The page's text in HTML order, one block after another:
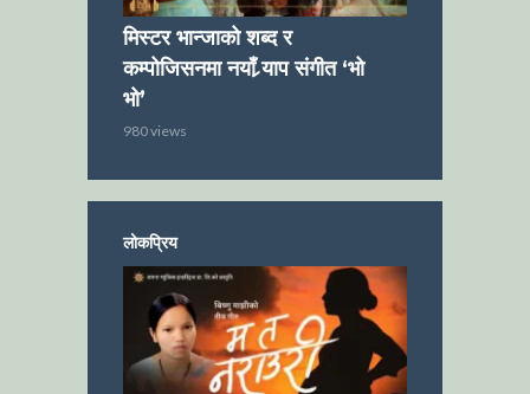
मिस्टर भान्जाको शब्द र
कम्पोजिसनमा नयाँ र्‍याप संगीत ‘भो
भो’
980 views
लोकप्रिय